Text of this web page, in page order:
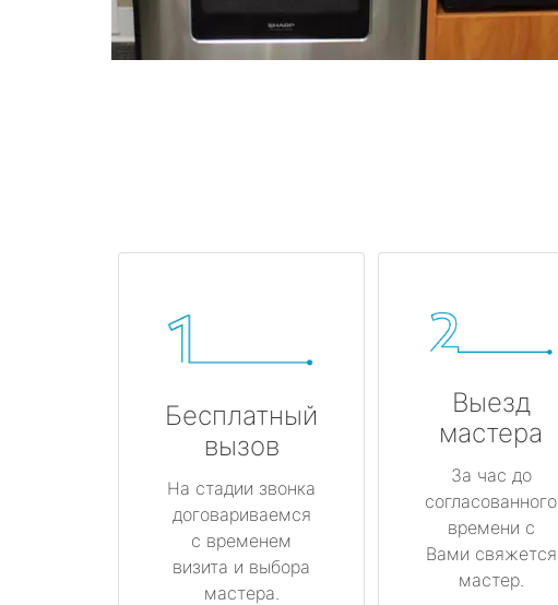
Бесплатный
вызов
На стадии звонка
договариваемся
с временем
визита и выбора
мастера.
Выезд
мастера
За час до
согласованного
времени с
Вами свяжется
мастер.